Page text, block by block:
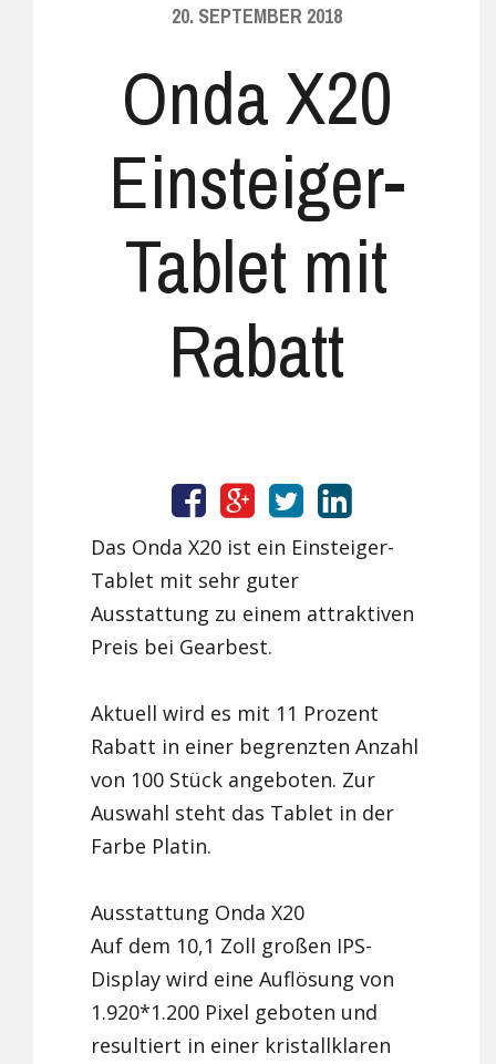
20. SEPTEMBER 2018
Onda X20
Einsteiger-
Tablet mit
Rabatt
Das Onda X20 ist ein Einsteiger-
Tablet mit sehr guter
Ausstattung zu einem attraktiven
Preis bei Gearbest.
Aktuell wird es mit 11 Prozent
Rabatt in einer begrenzten Anzahl
von 100 Stück angeboten. Zur
Auswahl steht das Tablet in der
Farbe Platin.
Ausstattung Onda X20
Auf dem 10,1 Zoll großen IPS-
Display wird eine Auflösung von
1.920*1.200 Pixel geboten und
resultiert in einer kristallklaren